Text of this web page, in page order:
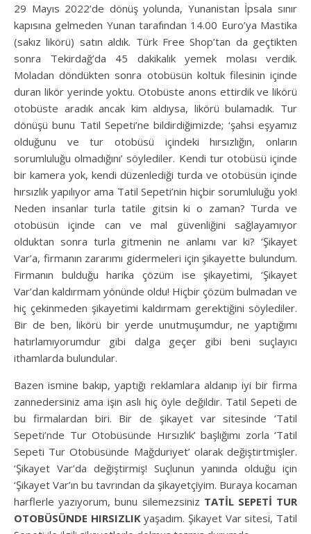
29 Mayıs 2022’de dönüş yolunda, Yunanistan İpsala sınır
kapısına gelmeden Yunan tarafından 14.00 Euro’ya Mastika
(sakız likörü) satın aldık. Türk Free Shop’tan da geçtikten
sonra Tekirdağ’da 45 dakikalık yemek molası verdik.
Moladan döndükten sonra otobüsün koltuk filesinin içinde
duran likör yerinde yoktu. Otobüste anons ettirdik ve likörü
otobüste aradık ancak kim aldıysa, likörü bulamadık. Tur
dönüşü bunu Tatil Sepeti’ne bildirdiğimizde; ‘şahsi eşyamız
olduğunu ve tur otobüsü içindeki hırsızlığın, onların
sorumluluğu olmadığını’ söylediler. Kendi tur otobüsü içinde
bir kamera yok, kendi düzenlediği turda ve otobüsün içinde
hırsızlık yapılıyor ama Tatil Sepeti’nin hiçbir sorumluluğu yok!
Neden insanlar turla tatile gitsin ki o zaman? Turda ve
otobüsün içinde can ve mal güvenliğini sağlayamıyor
olduktan sonra turla gitmenin ne anlamı var ki? ‘Şikayet
Var’a, firmanın zararımı gidermeleri için şikayette bulundum.
Firmanın bulduğu harika çözüm ise şikayetimi, ‘Şikayet
Var’dan kaldırmam yönünde oldu! Hiçbir çözüm bulmadan ve
hiç çekinmeden şikayetimi kaldırmam gerektiğini söylediler.
Bir de ben, likörü bir yerde unutmuşumdur, ne yaptığımı
hatırlamıyorumdur gibi dalga geçer gibi beni suçlayıcı
ithamlarda bulundular.
Bazen ismine bakıp, yaptığı reklamlara aldanıp iyi bir firma
zannedersiniz ama işin aslı hiç öyle değildir. Tatil Sepeti de
bu firmalardan biri. Bir de şikayet var sitesinde ‘Tatil
Sepeti’nde Tur Otobüsünde Hırsızlık’ başlığımı zorla ‘Tatil
Sepeti Tur Otobüsünde Mağduriyet’ olarak değiştirtmişler.
‘Şikayet Var’da değiştirmiş! Suçlunun yanında olduğu için
‘Şikayet Var’ın bu tavrından da şikayetçiyim. Buraya kocaman
harflerle yazıyorum, bunu silemezsiniz TATİL SEPETİ TUR
OTOBÜSÜNDE HIRSIZLIKyaşadım. Şikayet Var sitesi, Tatil